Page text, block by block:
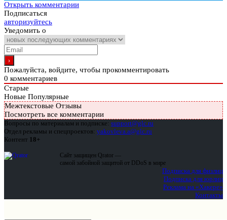
Открыть комментарии
Подписаться
авторизуйтесь
Уведомить о
Пожалуйста, войдите, чтобы прокомментировать
0 комментариев
Старые
Новые Популярные
Межтекстовые Отзывы
Посмотреть все комментарии
Вопросы по материалам и подписке: support@glc.ru
Отдел рекламы и спецпроектов: yakovleva.a@glc.ru
Контент 18+
Сайт защищен Qrator —
самой забойной защитой от DDoS в мире
Подписка для физлиц
Подписка для юрлиц
Реклама на «Хакере»
Контакты